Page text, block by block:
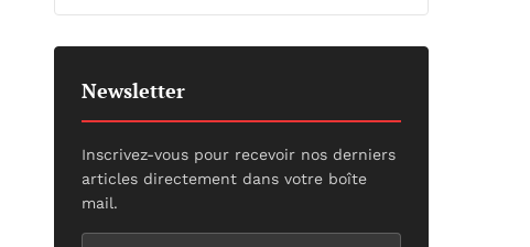
Newsletter
Inscrivez-vous pour recevoir nos derniers
articles directement dans votre boîte
mail.